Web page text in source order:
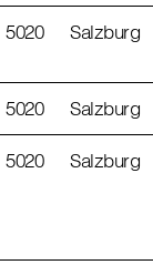
5020 Salzburg
5020 Salzburg
5020 Salzburg